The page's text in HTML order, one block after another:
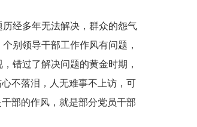
经多年无法解决，群众的怨气
别领导干部工作作风有问题，
错过了解决问题的黄金时期，
不落泪，人无难事不上访，可
部的作风，就是部分党员干部